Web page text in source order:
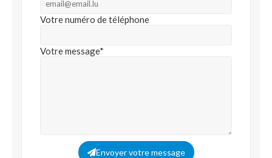
Votre numéro de téléphone
Votre message*
Envoyer votre message